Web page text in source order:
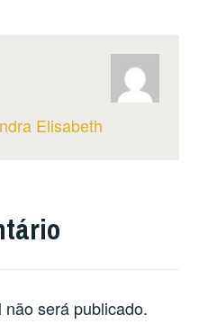
Elisabeth
será publicado.